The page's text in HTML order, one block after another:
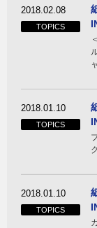
2018.02.08
TOPICS
2018.01.10
TOPICS
2018.01.10
TOPICS